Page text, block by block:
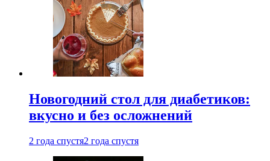
Новогодний стол для диабетиков:
вкусно и без осложнений
2 года спустя2 года спустя